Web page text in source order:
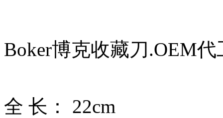
Boker博克收藏刀.OEM代
全 长： 22cm